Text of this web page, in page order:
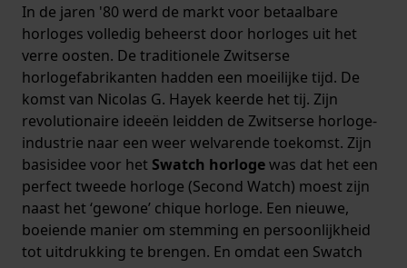
In de jaren '80 werd de markt voor betaalbare
horloges volledig beheerst door horloges uit het
verre oosten. De traditionele Zwitserse
horlogefabrikanten hadden een moeilijke tijd. De
komst van Nicolas G. Hayek keerde het tij. Zijn
revolutionaire ideeën leidden de Zwitserse horloge-
industrie naar een weer welvarende toekomst. Zijn
basisidee voor het Swatch horlogewas dat het een
perfect tweede horloge (Second Watch) moest zijn
naast het ‘gewone’ chique horloge. Een nieuwe,
boeiende manier om stemming en persoonlijkheid
tot uitdrukking te brengen. En omdat een Swatch